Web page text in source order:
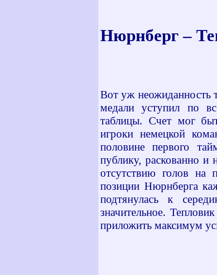
Нюрнберг –
Вот уж неожиданность
медали уступил по
таблицы. Счет мог
игроки немецкой
половине первого
публику, раскованно и
отсутствию голов на
позиции Нюрнберга
подтянулась к
значительное.
приложить максимум